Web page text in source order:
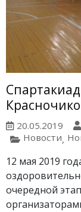
20.05.2019
Новости,
12 мая 2019
очередной